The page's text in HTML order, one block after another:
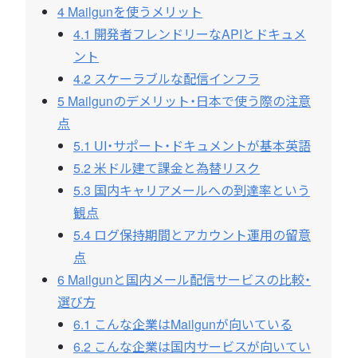
4 Mailgunを使うメリット
4.1 開発者フレンドリーなAPIとドキュメ
ント
4.2 スケーラブルな配信インフラ
5 Mailgunのデメリット・日本で使う際の注意
点
5.1 UI・サポート・ドキュメントが基本英語
5.2 米ドル建て課金と為替リスク
5.3 国内キャリアメールへの到達率という
観点
5.4 ログ保持期間とアカウント運用の留意
点
6 Mailgunと国内メール配信サービスの比較・
選び方
6.1 こんな企業はMailgunが向いている
6.2 こんな企業は国内サービスが向いてい